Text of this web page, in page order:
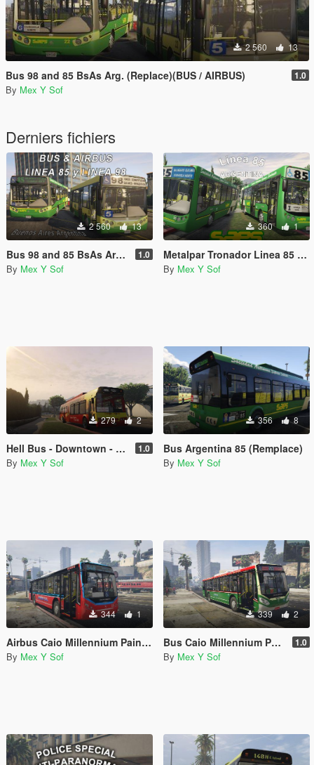
2 560 13
Bus 98 and 85 BsAs Arg. (Replace)(BUS / AIRBUS) 1.0
By Mex Y Sof
Derniers fichiers
2 560 13
Bus 98 and 85 BsAs Arg. (Replace)(BUS / AIRBUS) 1.0
By Mex Y Sof
360 1
Metalpar Tronador Linea 85 de (PAINTJOB)
By Mex Y Sof
279 2
Hell Bus - Downtown - Hell (remplace) 1.0
By Mex Y Sof
356 8
Bus Argentina 85 (Remplace)
By Mex Y Sof
344 1
Airbus Caio Millennium Paintjob
By Mex Y Sof
339 2
Bus Caio Millennium Paintjob 1.0
By Mex Y Sof